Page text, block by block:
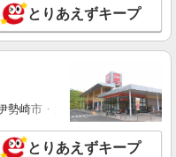
とりあえずキープ
勢崎市・太田市・館林市・藤
とりあえずキープ